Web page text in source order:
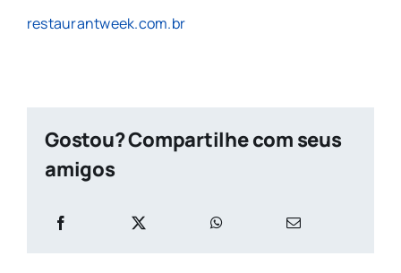
restaurantweek.com.br
Gostou? Compartilhe com seus
amigos